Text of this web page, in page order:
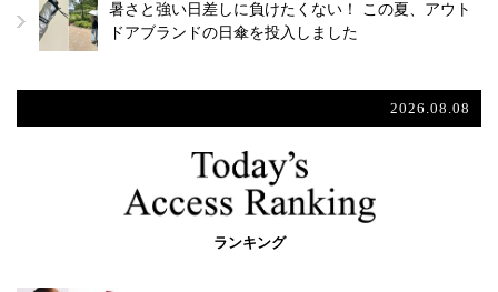
暑さと強い日差しに負けたくない！ この夏、アウト
ドアブランドの日傘を投入しました
2026.08.08
ランキング